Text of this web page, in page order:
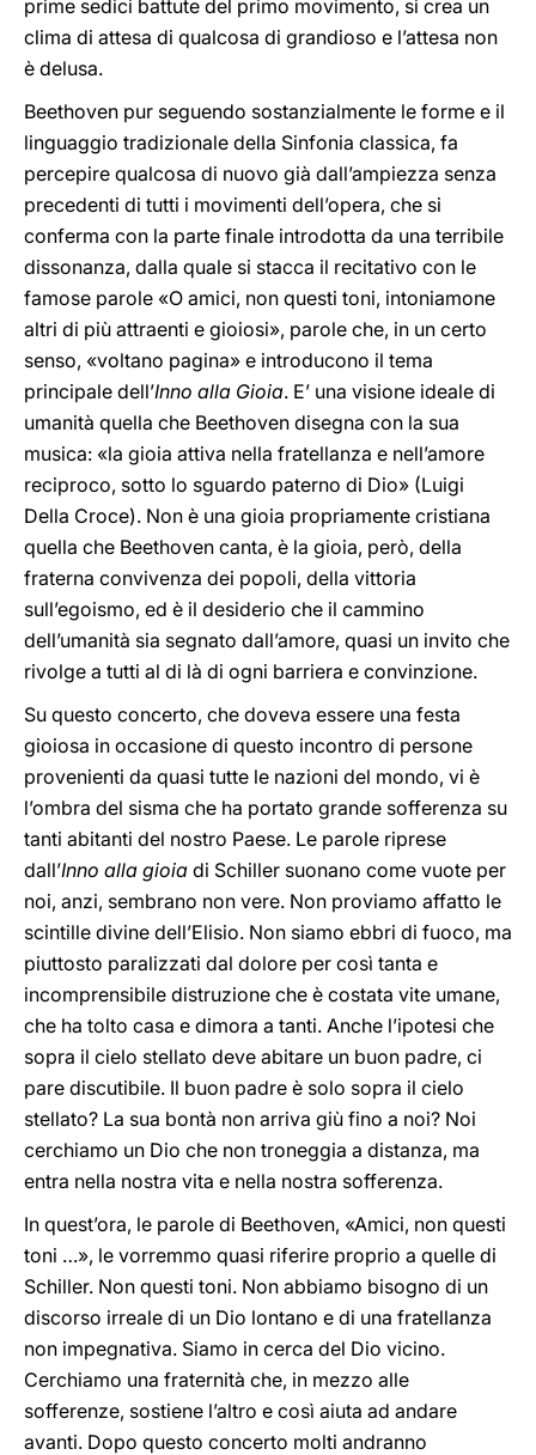
prime sedici battute del primo movimento, si crea un
clima di attesa di qualcosa di grandioso e l’attesa non
è delusa.
Beethoven pur seguendo sostanzialmente le forme e il
linguaggio tradizionale della Sinfonia classica, fa
percepire qualcosa di nuovo già dall’ampiezza senza
precedenti di tutti i movimenti dell’opera, che si
conferma con la parte finale introdotta da una terribile
dissonanza, dalla quale si stacca il recitativo con le
famose parole «O amici, non questi toni, intoniamone
altri di più attraenti e gioiosi», parole che, in un certo
senso, «voltano pagina» e introducono il tema
principale dell’Inno alla Gioia. E’ una visione ideale di
umanità quella che Beethoven disegna con la sua
musica: «la gioia attiva nella fratellanza e nell’amore
reciproco, sotto lo sguardo paterno di Dio» (Luigi
Della Croce). Non è una gioia propriamente cristiana
quella che Beethoven canta, è la gioia, però, della
fraterna convivenza dei popoli, della vittoria
sull’egoismo, ed è il desiderio che il cammino
dell’umanità sia segnato dall’amore, quasi un invito che
rivolge a tutti al di là di ogni barriera e convinzione.
Su questo concerto, che doveva essere una festa
gioiosa in occasione di questo incontro di persone
provenienti da quasi tutte le nazioni del mondo, vi è
l’ombra del sisma che ha portato grande sofferenza su
tanti abitanti del nostro Paese. Le parole riprese
dall’Inno alla gioia di Schiller suonano come vuote per
noi, anzi, sembrano non vere. Non proviamo affatto le
scintille divine dell’Elisio. Non siamo ebbri di fuoco, ma
piuttosto paralizzati dal dolore per così tanta e
incomprensibile distruzione che è costata vite umane,
che ha tolto casa e dimora a tanti. Anche l’ipotesi che
sopra il cielo stellato deve abitare un buon padre, ci
pare discutibile. Il buon padre è solo sopra il cielo
stellato? La sua bontà non arriva giù fino a noi? Noi
cerchiamo un Dio che non troneggia a distanza, ma
entra nella nostra vita e nella nostra sofferenza.
In quest’ora, le parole di Beethoven, «Amici, non questi
toni …», le vorremmo quasi riferire proprio a quelle di
Schiller. Non questi toni. Non abbiamo bisogno di un
discorso irreale di un Dio lontano e di una fratellanza
non impegnativa. Siamo in cerca del Dio vicino.
Cerchiamo una fraternità che, in mezzo alle
sofferenze, sostiene l’altro e così aiuta ad andare
avanti. Dopo questo concerto molti andranno